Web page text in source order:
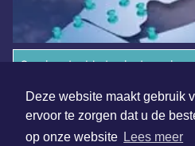
Deze website maakt gebruik
ervoor te zorgen dat u de
op onze website Lees meer
Overige dagbladen in de regio
Algemene voorwaarden
Disclaimer